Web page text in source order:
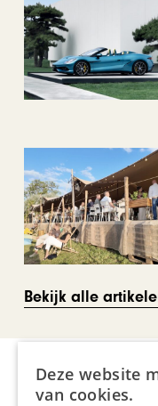
Bekijk alle
Deze website
van cookies.